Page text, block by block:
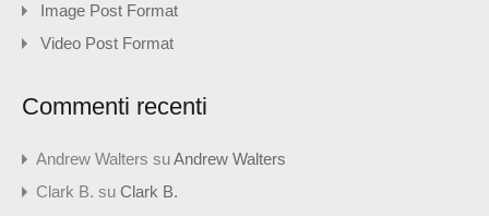
Image Post Format
Video Post Format
Commenti recenti
Andrew Walters suAndrew Walters
Clark B. su Clark B.